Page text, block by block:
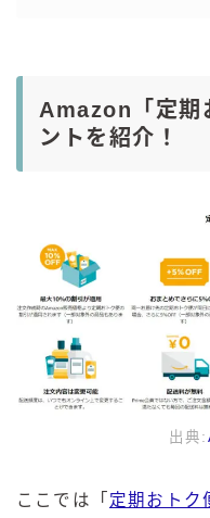
Amazon「定期
ントを紹介！
出典:
ここでは「 定期おトク